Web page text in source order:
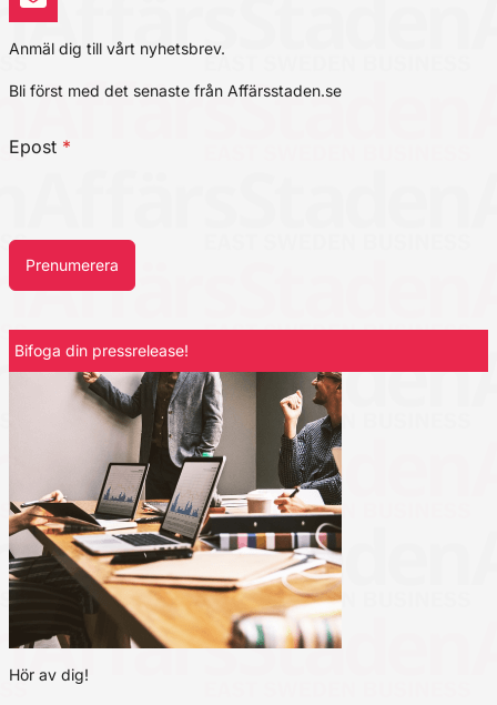
Anmäl dig till vårt nyhetsbrev.
Bli först med det senaste från Affärsstaden.se
Epost *
Prenumerera
Bifoga din pressrelease!
Hör av dig!